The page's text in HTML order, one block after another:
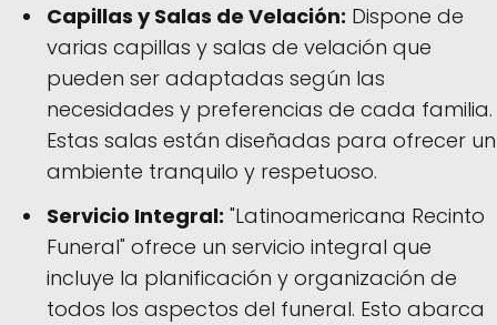
Capillas y Salas de Velación: Dispone de
varias capillas y salas de velación que
pueden ser adaptadas según las
necesidades y preferencias de cada familia.
Estas salas están diseñadas para ofrecer un
ambiente tranquilo y respetuoso.
Servicio Integral: "Latinoamericana Recinto
Funeral" ofrece un servicio integral que
incluye la planificación y organización de
todos los aspectos del funeral. Esto abarca